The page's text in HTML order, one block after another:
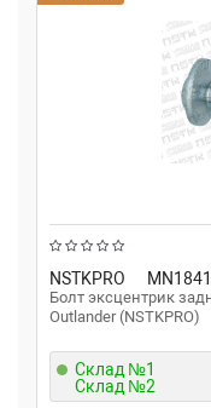
NSTKPRO
Болт эксцентрик
Outlander (NSTKPRO)
Склад №1
Склад №2